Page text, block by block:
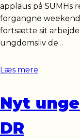
applaus på SUMHs
forgangne
fortsætte sit
ungdomsliv de…
Læs mere
Nyt
DR